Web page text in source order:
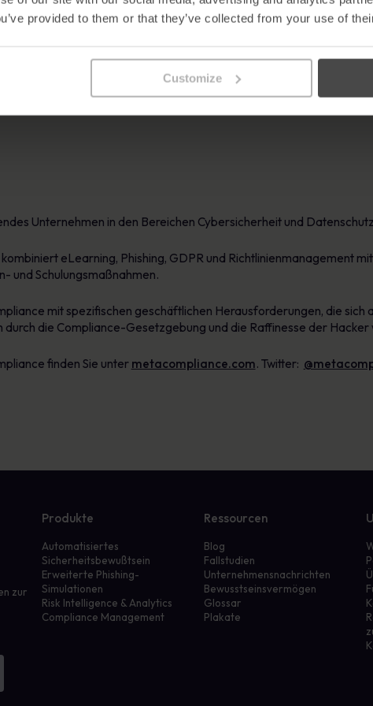
provided to them or that they’ve collected from your use of
Customize
erhältlich.
Unternehmen in den Bereichen Cybersicherheit und
eLearning, Phishing, GDPR und Richtlinienmanagement
und Schulungsmaßnahmen.
mit spezifischen geschäftlichen Herausforderungen, die sich
durch die Compliance-Gesetzgebung und die Raffinesse der
finden Sie unter metacompliance.com. Twitter:
zur
Produkte
Automatisiertes
Sicherheitsbewußtsein
Erweiterte Phishing-
Simulationen
Risk Intelligence & Analytics
Compliance Management
Ressourcen
Blog
Fallstudien
Unternehmensnachrichten
Bewusstseinsvermögen
Glossar
Plakate